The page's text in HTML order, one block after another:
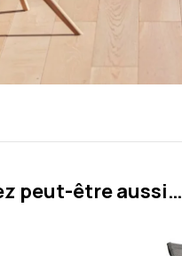
peut-être aussi…